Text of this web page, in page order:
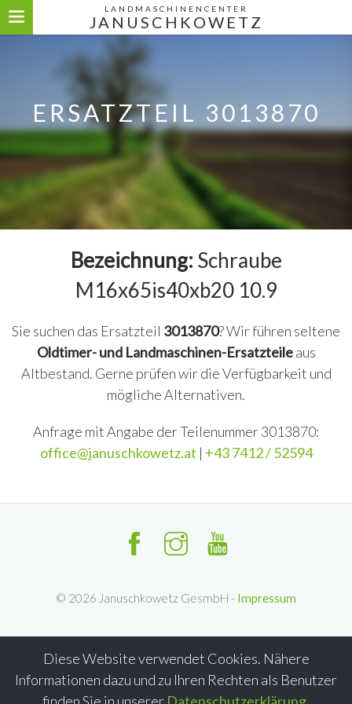
LANDMASCHINENCENTER
JANUSCHKOWETZ
Diese Website verwendet Cookies. Nähere
Informationen dazu und zu Ihren Rechten als Benutzer
ERSATZTEIL 3013870
Bezeichnung: Schraube
M16x65is40xb20 10.9
Sie suchen das Ersatzteil 3013870? Wir führen seltene
Oldtimer- und Landmaschinen-Ersatzteileaus
Altbestand. Gerne prüfen wir die Verfügbarkeit und
mögliche Alternativen.
Anfrage mit Angabe der Teilenummer 3013870:
office@januschkowetz.at | +43 7412 / 52594
© 2026 Januschkowetz GesmbH - Impressum